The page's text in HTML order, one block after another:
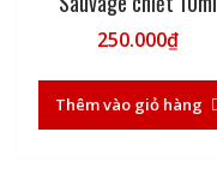
250.000₫
Thêm vào giỏ hàng